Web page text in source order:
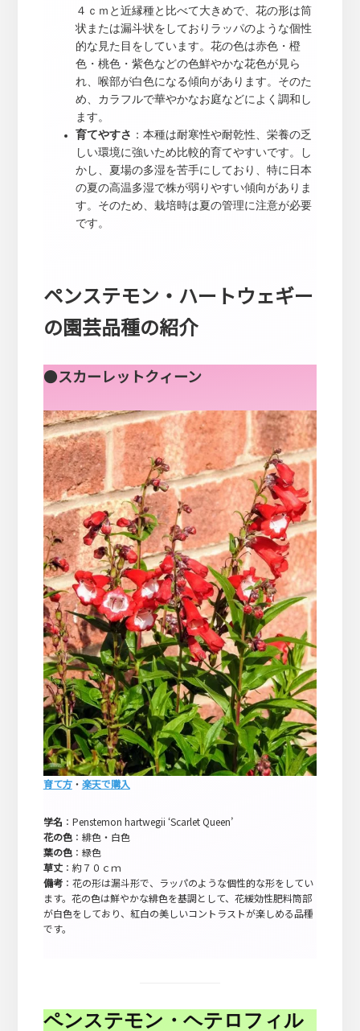
４ｃｍと近縁種と比べて大きめで、花の形は筒
状または漏斗状をしておりラッパのような個性
的な見た目をしています。花の色は赤色・橙
色・桃色・紫色などの色鮮やかな花色が見ら
れ、喉部が白色になる傾向があります。そのた
め、カラフルで華やかなお庭などによく調和し
ます。
育てやすさ ：本種は耐寒性や耐乾性、栄養の乏
しい環境に強いため比較的育てやすいです。し
かし、夏場の多湿を苦手にしており、特に日本
の夏の高温多湿で株が弱りやすい傾向がありま
す。そのため、栽培時は夏の管理に注意が必要
です。
ペンステモン・ハートウェギー
の園芸品種の紹介
●スカーレットクィーン
育て方・ 楽天で購入
学名 ：Penstemon hartwegii ‘Scarlet Queen’
花の色：緋色・白色
葉の色：緑色
草丈：約７０ｃｍ
備考：花の形は漏斗形で、ラッパのような個性的な形をしてい
ます。花の色は鮮やかな緋色を基調として、花緩効性肥料筒部
が白色をしており、紅白の美しいコントラストが楽しめる品種
です。
ペンステモン・ヘテロフィル